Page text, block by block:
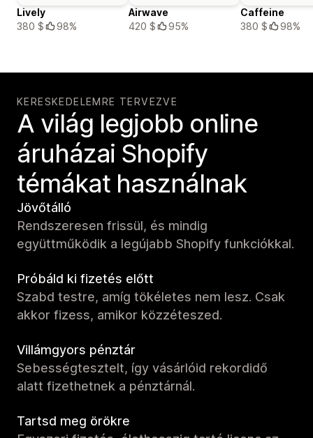
Lively
380 $
98%
Airwave
420 $
95%
Caffeine
380 $
98%
KERESKEDELEMRE TERVEZVE
A világ legjobb online
áruházai Shopify
témákat használnak
Jövőtálló
Rendszeresen frissül, és mindig
együttműködik a legújabb Shopify funkciókkal.
Próbáld ki fizetés előtt
Szabd testre, amíg tökéletes nem lesz. Csak
akkor fizess, amikor közzéteszed.
Villámgyors pénztár
Sebességtesztelt, így vásárlóid rekordidő
alatt fizethetnek a pénztárnál.
Tartsd meg örökre